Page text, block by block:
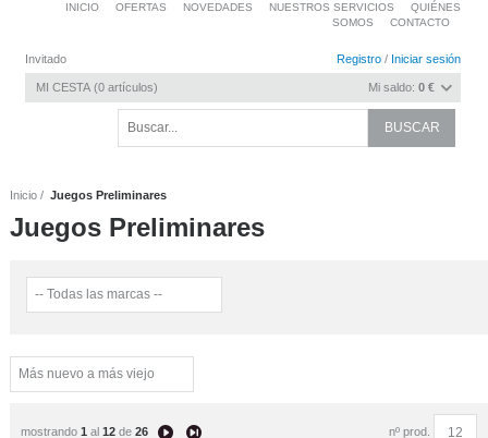
Invitado Registro / Iniciar sesión
MI CESTA 0 artículos Mi saldo: 0 €
INICIO OFERTAS NOVEDADES NUESTROS SERVICIOS
QUIÉNES
SOMOS
CONTACTO
Inicio Juegos Preliminares
Juegos Preliminares
mostrando 1 al 12de 26 nº prod.